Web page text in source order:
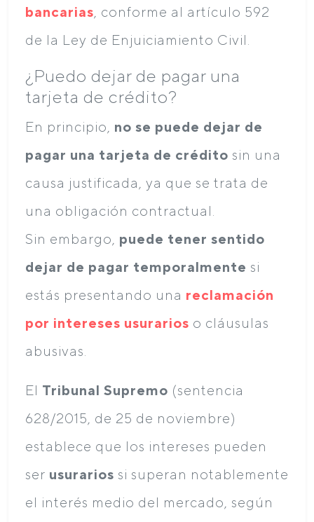
bancarias , conforme al artículo 592
de la Ley de Enjuiciamiento Civil.
¿Puedo dejar de pagar una
tarjeta de crédito?
En principio, no se puede dejar de
pagar una tarjeta de crédito sin una
causa justificada, ya que se trata de
una obligación contractual.
Sin embargo, puede tener sentido
dejar de pagar temporalmente si
estás presentando una reclamación
por intereses usurarios o cláusulas
abusivas.
El Tribunal Supremo (sentencia
628/2015, de 25 de noviembre)
establece que los intereses pueden
ser usurarios si superan notablemente
el interés medio del mercado, según